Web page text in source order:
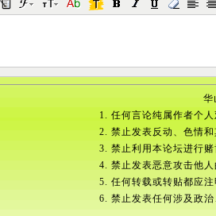
华
1. 任何言论纯属作者个
2. 禁止发表反动、色情
3. 禁止利用本论坛进行
4. 禁止发表恶意攻击他
5. 任何转载或转贴都应
6. 禁止发表任何涉及政